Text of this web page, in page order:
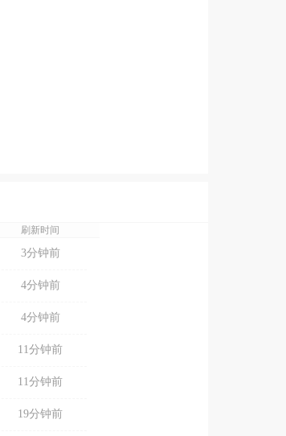
刷新时间
3分钟前
4分钟前
4分钟前
11分钟前
11分钟前
19分钟前